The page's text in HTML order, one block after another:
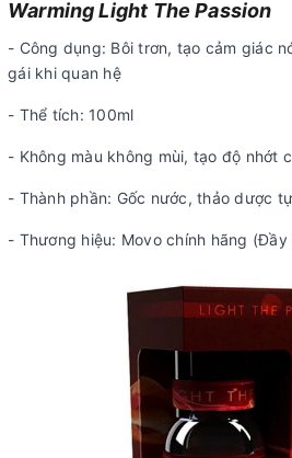
Warming Light The Passion
- Công dụng: Bôi trơn, tạo cảm giác
gái khi quan hệ
- Thể tích: 100ml
- Không màu không mùi, tạo độ nhớt
- Thành phần: Gốc nước, thảo dược
- Thương hiệu: Movo chính hãng (Đầy